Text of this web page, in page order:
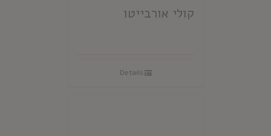
קולי אורבייטו
Details